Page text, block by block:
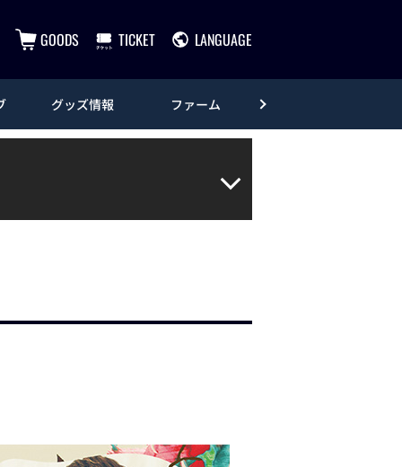
GOODS TICKET LANGUAGE
グッズ情報 ファーム